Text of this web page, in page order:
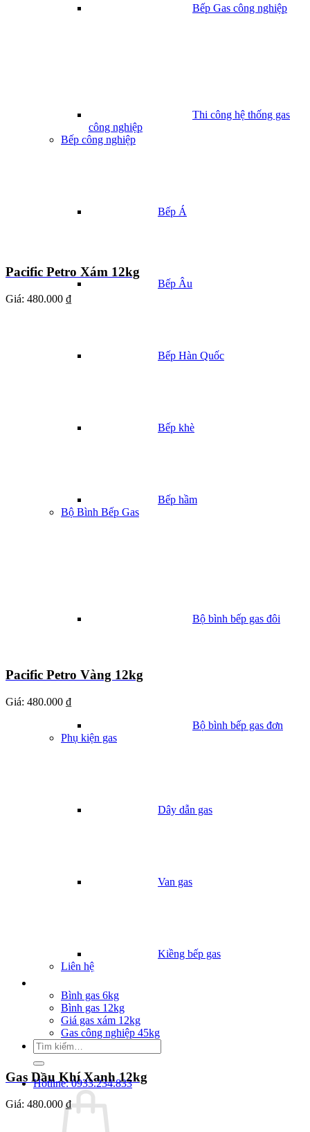
Bếp Gas công nghiệp
Thi công hệ thống gas
công nghiệp
Bếp công nghiệp
Bếp Á
Bếp Âu
Bếp Hàn Quốc
Bếp khè
Bếp hầm
Bộ Bình Bếp Gas
Bộ bình bếp gas đôi
Bộ bình bếp gas đơn
Phụ kiện gas
Dây dẫn gas
Van gas
Kiềng bếp gas
Liên hệ
Bình gas 6kg
Bình gas 12kg
Giá gas xám 12kg
Gas công nghiệp 45kg
Tìm
kiếm:
Hotline: 0933.234.833
Pacific Petro Xám 12kg
Giá: 480.000 ₫
Pacific Petro Vàng 12kg
Giá: 480.000 ₫
Gas Dầu Khí Xanh 12kg
Giá: 480.000 ₫